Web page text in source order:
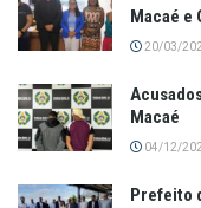
Macaé e
20/03/
Macaé
04/12/
Prefeito